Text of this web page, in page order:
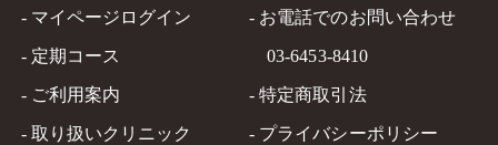
- マイページログイン
- 定期コース
- ご利用案内
- 取り扱いクリニック
- お電話でのお問い合わせ
03-6453-8410
- 特定商取引法
- プライバシーポリシー